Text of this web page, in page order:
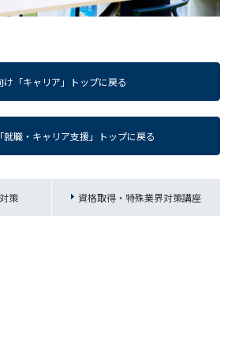
け「キャリア」トップに戻る
就職・キャリア支援」トップに戻る
策 資格取得・特殊業界対策講座